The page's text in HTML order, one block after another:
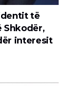
të
Shkodër,
interesit